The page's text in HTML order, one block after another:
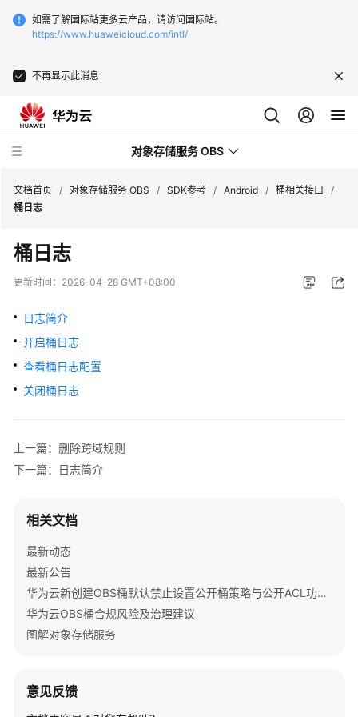
如需了解国际站更多云产品，请访问国际站。
https://www.huaweicloud.com/intl/
不再显示此消息
对象存储服务 OBS
最
新
动
务
公
告
介
绍
费
说
快
速
入
用
文档首页 / 对象存储服务 OBS / SDK参考 / Android / 桶相关接口
/
桶日志
桶日志
更新时间： 2026-04-28 GMT+08:00
日志简介
开启桶日志
查看桶日志配置
关闭桶日志
上一篇：删除跨域规则
下一篇：日志简介
相关文档
最新动态
最新公告
华为云新创建OBS桶默认禁止设置公开桶策略与公开ACL功能通知
华为云OBS桶合规风险及治理建议
图解对象存储服务
意见反馈